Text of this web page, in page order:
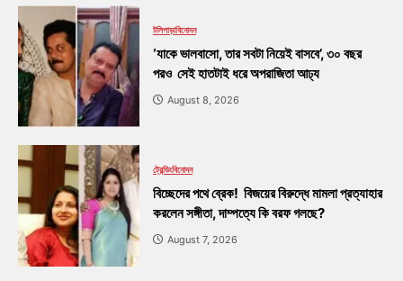
টলিপাড়াবিনোদন
‘যাকে ভালবাসো, তার সবটা নিয়েই বাসবে’, ৩০ বছর
পরও সেই হাতটাই ধরে অপরাজিতা আঢ্য
August 8, 2026
ট্রেন্ডিংবিনোদন
বিচ্ছেদের পথে ব্রেক! বিজয়ের বিরুদ্ধে মামলা প্রত্যাহার
করলেন সঙ্গীতা, দাম্পত্যে কি বরফ গলছে?
August 7, 2026